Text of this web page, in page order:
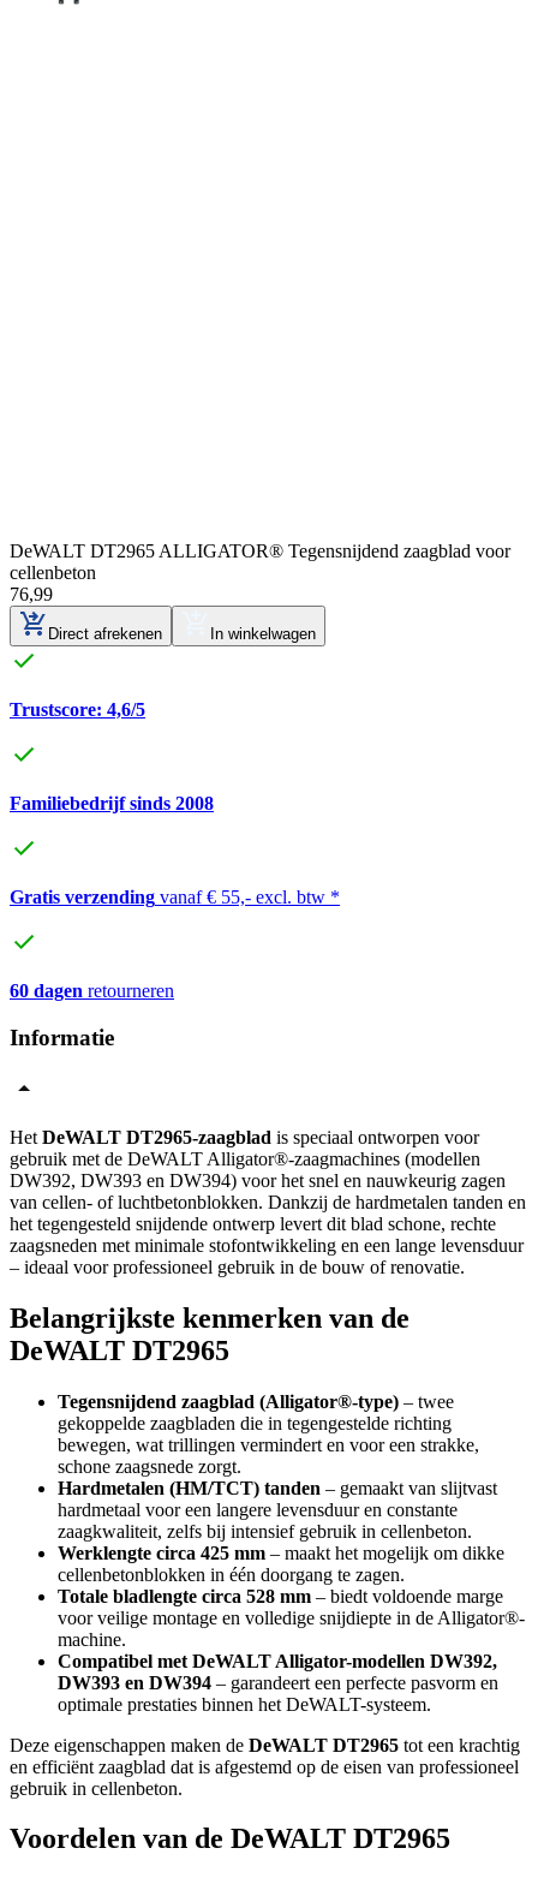
DeWALT DT2965 ALLIGATOR® Tegensnijdend zaagblad voor
cellenbeton
76,99
Direct afrekenen In winkelwagen
Trustscore: 4,6/5
Familiebedrijf sinds 2008
Gratis verzending vanaf € 55,- excl. btw *
60 dagen retourneren
Informatie
Het DeWALT DT2965-zaagblad is speciaal ontworpen voor
gebruik met de DeWALT Alligator®-zaagmachines (modellen
DW392, DW393 en DW394) voor het snel en nauwkeurig zagen
van cellen- of luchtbetonblokken. Dankzij de hardmetalen tanden en
het tegengesteld snijdende ontwerp levert dit blad schone, rechte
zaagsneden met minimale stofontwikkeling en een lange levensduur
– ideaal voor professioneel gebruik in de bouw of renovatie.
Belangrijkste kenmerken van de
DeWALT DT2965
Tegensnijdend zaagblad (Alligator®-type) – twee
gekoppelde zaagbladen die in tegengestelde richting
bewegen, wat trillingen vermindert en voor een strakke,
schone zaagsnede zorgt.
Hardmetalen (HM/TCT) tanden – gemaakt van slijtvast
hardmetaal voor een langere levensduur en constante
zaagkwaliteit, zelfs bij intensief gebruik in cellenbeton.
Werklengte circa 425 mm – maakt het mogelijk om dikke
cellenbetonblokken in één doorgang te zagen.
Totale bladlengte circa 528 mm – biedt voldoende marge
voor veilige montage en volledige snijdiepte in de Alligator®-
machine.
Compatibel met DeWALT Alligator-modellen DW392,
DW393 en DW394 – garandeert een perfecte pasvorm en
optimale prestaties binnen het DeWALT-systeem.
Deze eigenschappen maken de DeWALT DT2965 tot een krachtig
en efficiënt zaagblad dat is afgestemd op de eisen van professioneel
gebruik in cellenbeton.
Voordelen van de DeWALT DT2965